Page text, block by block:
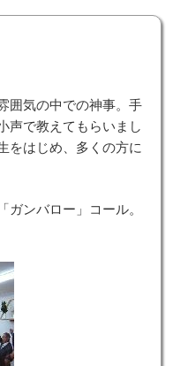
囲気の中での神事。手
声で教えてもらいまし
をはじめ、多くの方に
ガンバロー」コール。